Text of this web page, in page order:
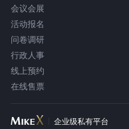
会议会展
活动报名
问卷调研
行政人事
线上预约
在线售票
企业级私有平台